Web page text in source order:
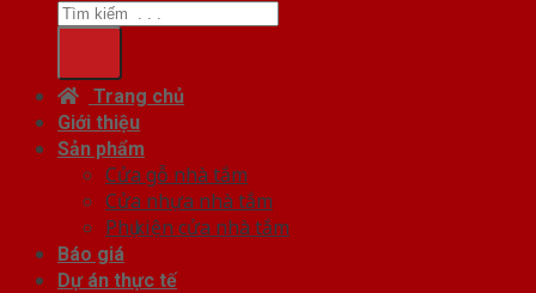
Trang chủ
Giới thiệu
Sản phẩm
Cửa gỗ nhà tắm
Cửa nhựa nhà tắm
Phụ kiện cửa nhà tắm
Báo giá
Dự án thực tế